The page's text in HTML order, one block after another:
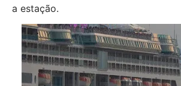
a estação.